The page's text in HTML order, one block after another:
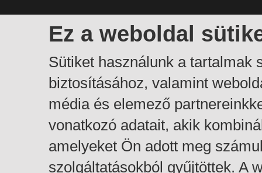
Ez a weboldal
Sütiket használunk a tartalmak
biztosításához, valamint
média és elemező
vonatkozó adatait, akik
amelyeket Ön adott meg
szolgáltatásokból gyűjtöttek. A